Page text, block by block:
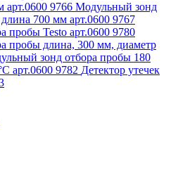
9766 Модульный зонд
700 мм арт.0600 9767
пробы Testo арт.0600 9780
пробы длина, 300 мм, диаметр
зонд отбора пробы 180
арт.0600 9782 Детектор утечек